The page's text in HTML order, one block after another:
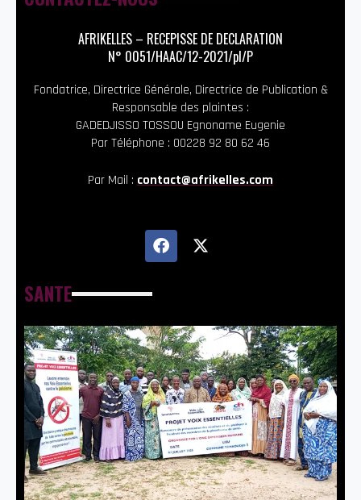
AFRIKELLES – RECEPISSE DE DECLARATION
N° 0051/HAAC/12-2021/pl/P
Fondatrice, Directrice Générale, Directrice de Publication &
Responsable des plaintes :
GADEDJISSO TOSSOU Egnoname Eugenie
Par Téléphone : 00228 92 80 62 46
Par Mail : contact@afrikelles.com
SANTE